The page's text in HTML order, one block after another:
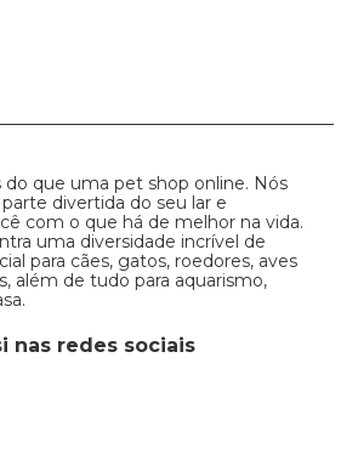
do que uma pet shop online. Nós
divertida do seu lar e
com o que há de melhor na vida.
uma diversidade incrível de
para cães, gatos, roedores, aves
além de tudo para aquarismo,
nas redes sociais